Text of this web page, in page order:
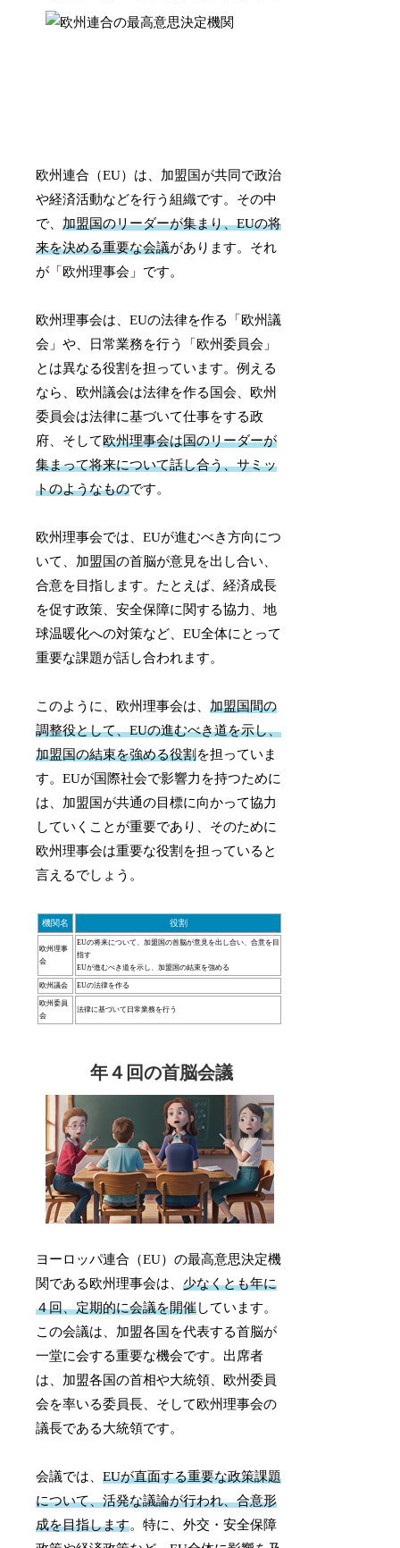
欧州連合（EU）は、加盟国が共同で政治
や経済活動などを行う組織です。その中
で、加盟国のリーダーが集まり、EUの将
来を決める重要な会議があります。それ
が「欧州理事会」です。
欧州理事会は、EUの法律を作る「欧州議
会」や、日常業務を行う「欧州委員会」
とは異なる役割を担っています。例える
なら、欧州議会は法律を作る国会、欧州
委員会は法律に基づいて仕事をする政
府、そして欧州理事会は国のリーダーが
集まって将来について話し合う、サミッ
トのようなものです。
欧州理事会では、EUが進むべき方向につ
いて、加盟国の首脳が意見を出し合い、
合意を目指します。たとえば、経済成長
を促す政策、安全保障に関する協力、地
球温暖化への対策など、EU全体にとって
重要な課題が話し合われます。
このように、欧州理事会は、加盟国間の
調整役として、EUの進むべき道を示し、
加盟国の結束を強める役割を担っていま
す。EUが国際社会で影響力を持つために
は、加盟国が共通の目標に向かって協力
していくことが重要であり、そのために
欧州理事会は重要な役割を担っていると
言えるでしょう。
機関名 役割
欧州理事
会
EUの将来について、加盟国の首脳が意見を出し合い、合意を目
指す
EUが進むべき道を示し、加盟国の結束を強める
欧州議会 EUの法律を作る
欧州委員
会
法律に基づいて日常業務を行う
年４回の首脳会議
ヨーロッパ連合（EU）の最高意思決定機
関である欧州理事会は、少なくとも年に
４回、定期的に会議を開催しています。
この会議は、加盟各国を代表する首脳が
一堂に会する重要な機会です。出席者
は、加盟各国の首相や大統領、欧州委員
会を率いる委員長、そして欧州理事会の
議長である大統領です。
会議では、EUが直面する重要な政策課題
について、活発な議論が行われ、合意形
成を目指します。特に、外交・安全保障